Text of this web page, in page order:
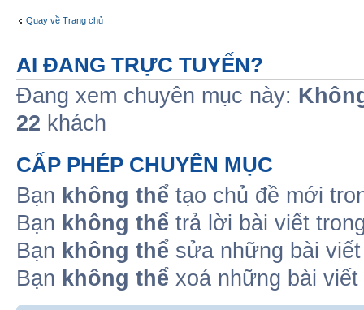
Quay về Trang chủ
AI ĐANG TRỰC TUYẾN?
Đang xem chuyên mục này:
22 khách
CẤP PHÉP CHUYÊN MỤC
Bạn không thể tạo chủ đề mới
Bạn không thể trả lời bài viết
Bạn không thể sửa những bài
Bạn không thể xoá những bài